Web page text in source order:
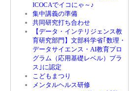
ICOCAでイコにゃ～♪
集中講義の準備
共同研究打ち合わせ
【データ・インテリジェンス教
育研究部門】文部科学省｢数理・
データサイエンス・AI教育プロ
グラム（応用基礎レベル）プラ
ス｣に認定
こどもまつり
メンタルヘルス研修